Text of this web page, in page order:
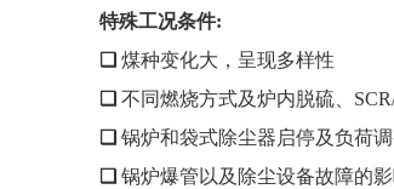
特殊工况条件:
❏ 煤种变化大，呈现多样性
❏ 不同燃烧方式及炉内脱硫、
❏ 锅炉和袋式除尘器启停及负荷
❏ 锅炉爆管以及除尘设备故障的